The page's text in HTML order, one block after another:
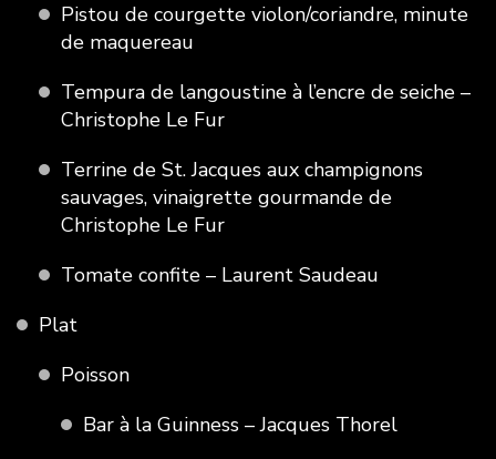
Pistou de courgette violon/coriandre, minute
de maquereau
Tempura de langoustine à l’encre de seiche –
Christophe Le Fur
Terrine de St. Jacques aux champignons
sauvages, vinaigrette gourmande de
Christophe Le Fur
Tomate confite – Laurent Saudeau
Plat
Poisson
Bar à la Guinness – Jacques Thorel